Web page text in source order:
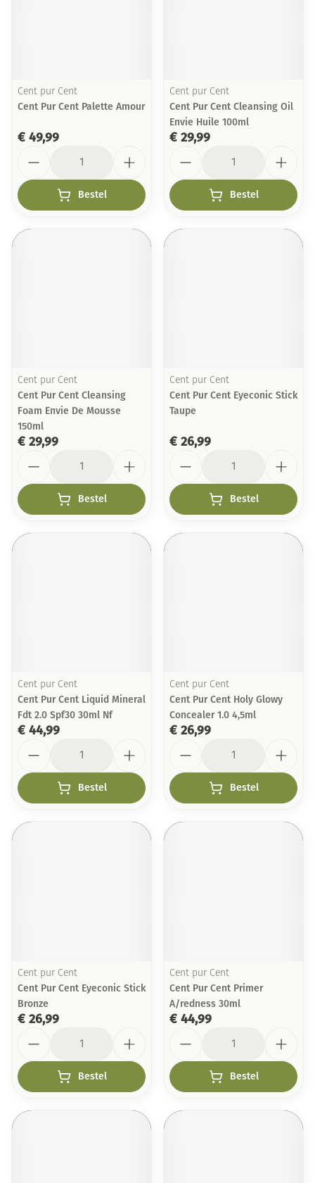
Cent pur Cent
Cent Pur Cent Palette Amour
€ 49,99
Bestel
Cent pur Cent
Cent Pur Cent Cleansing Oil
Envie Huile 100ml
€ 29,99
Bestel
Cent pur Cent
Cent Pur Cent Cleansing
Foam Envie De Mousse
150ml
€ 29,99
Bestel
Cent pur Cent
Cent Pur Cent Eyeconic Stick
Taupe
€ 26,99
Bestel
Cent pur Cent
Cent Pur Cent Liquid Mineral
Fdt 2.0 Spf30 30ml Nf
€ 44,99
Bestel
Cent pur Cent
Cent Pur Cent Holy Glowy
Concealer 1.0 4,5ml
€ 26,99
Bestel
Cent pur Cent
Cent Pur Cent Eyeconic Stick
Bronze
€ 26,99
Bestel
Cent pur Cent
Cent Pur Cent Primer
A/redness 30ml
€ 44,99
Bestel